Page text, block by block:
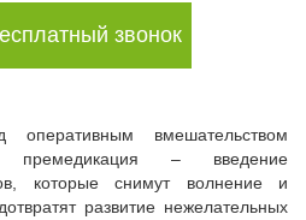
звонок
оперативным вмешательством
премедикация – введение
которые снимут волнение и
развитие нежелательных